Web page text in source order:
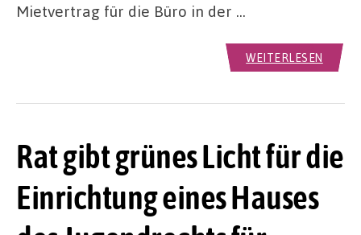
Mietvertrag für die Büro in der …
WEITERLESEN
Rat gibt grünes Licht für die
Einrichtung eines Hauses